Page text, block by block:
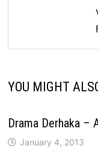
YOU MIGHT
Drama Derhaka –
January 4, 2013